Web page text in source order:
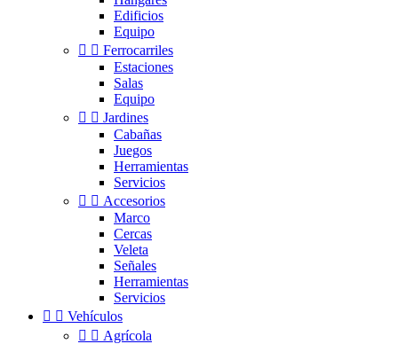
Edificios
Equipo
  Ferrocarriles
Estaciones
Salas
Equipo
  Jardines
Cabañas
Juegos
Herramientas
Servicios
  Accesorios
Marco
Cercas
Veleta
Señales
Herramientas
Servicios
  Vehículos
  Agrícola